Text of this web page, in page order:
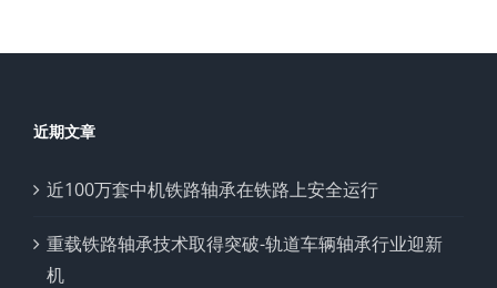
近期文章
近100万套中机铁路轴承在铁路上安全运行
重载铁路轴承技术取得突破-轨道车辆轴承行业迎新
机